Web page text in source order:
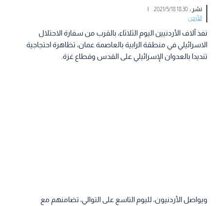
نشر :18:30 2021/5/18
|
الأردن
نفذ آلاف الأردنيين اليوم الثلاثاء، بالقرب من سفارة الاحتلال
الاسرائيلي في منطقة الرابية بالعاصمة عمان، تظاهرة احتجاجية
تنديدا بالعدوان الإسرائيلي على القدس وقطاع غزة.
ويواصل الأردنيون، لليوم التاسع على التوالي، تضامنهم مع